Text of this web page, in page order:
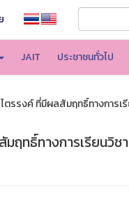
JAIT ประชาชนทั่วไป
รรงค์ ที่มีผลสัมฤทธิ์ทางการเ
ฤทธิ์ทางการเรียนวิช